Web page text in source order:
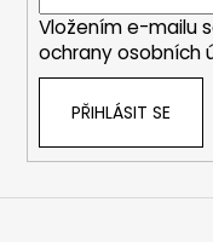
Vložením e-mailu
ochrany osobních
PŘIHLÁSIT SE